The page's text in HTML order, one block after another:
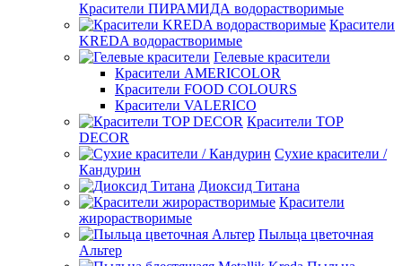
Красители ПИРАМИДА водорастворимые
Красители
KREDA водорастворимые
Гелевые красители
Красители AMERICOLOR
Красители FOOD COLOURS
Красители VALERICO
Красители TOP
DECOR
Сухие красители /
Кандурин
Диоксид Титана
Красители
жирорастворимые
Пыльца цветочная
Альтер